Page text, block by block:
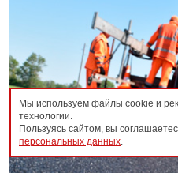
Мы используем файлы cookie и
технологии.
Пользуясь сайтом, вы
персональных данных.